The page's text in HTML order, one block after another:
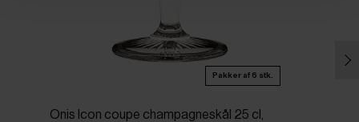
Pakker af 6 stk.
Onis Icon coupe champagneskål 25 cl,